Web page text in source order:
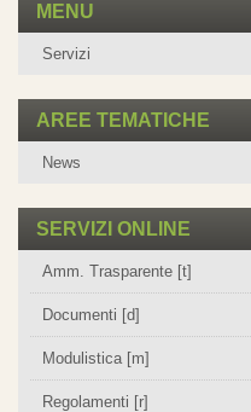
MENU
Servizi
AREE TEMATICHE
News
SERVIZI ONLINE
Amm. Trasparente [t]
Documenti [d]
Modulistica [m]
Regolamenti [r]